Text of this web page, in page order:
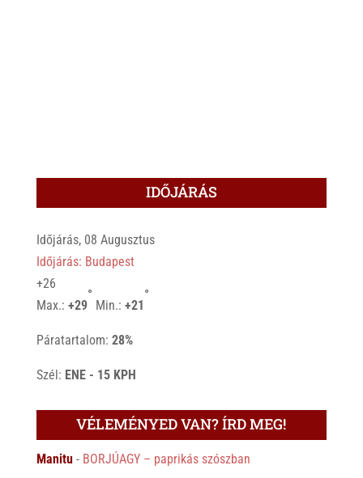
IDŐJÁRÁS
Időjárás, 08 Augusztus
Időjárás: Budapest
+26
Max.: +29
°
Min.: +21
°
Páratartalom: 28%
Szél: ENE - 15 KPH
VÉLEMÉNYED VAN? ÍRD MEG!
Manitu- BORJÚAGY – paprikás szószban